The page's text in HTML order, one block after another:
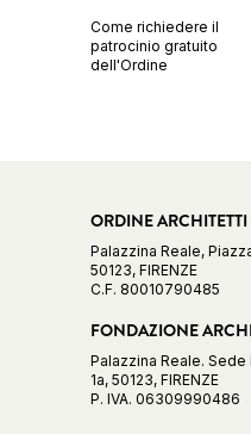
Come richiedere il
patrocinio gratuito
dell'Ordine
ORDINE
Palazzina Reale,
50123, FIRENZE
C.F. 80010790485
FONDAZIONE
Palazzina Reale.
1a, 50123, FIRENZE
P. IVA. 06309990486